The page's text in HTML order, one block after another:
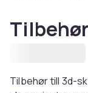
Tilbehør till 3d-